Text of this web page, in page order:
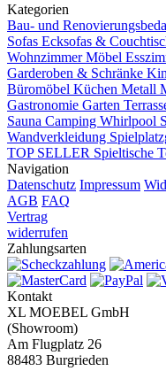
Kategorien
Bau- und
Sofas Ecksofas &
Wohnzimmer Möbel
Garderoben & Schränke
Büromöbel Küchen Metall
Gastronomie Garten
Sauna Camping Whirlpool
Wandverkleidung
TOP SELLER Spieltische
Navigation
Datenschutz Impressum
AGB FAQ
Vertrag
widerrufen
Zahlungsarten
Kontakt
XL MOEBEL GmbH
(Showroom)
Am Flugplatz 26
88483 Burgrieden